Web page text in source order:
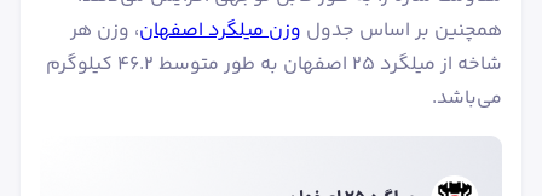
همچنین بر اساس جدول وزن میلگرد اصفهان، وزن هر
شاخه از میلگرد ۲۵ اصفهان به طور متوسط ۴۶.۲ کیلوگرم
می‌باشد.